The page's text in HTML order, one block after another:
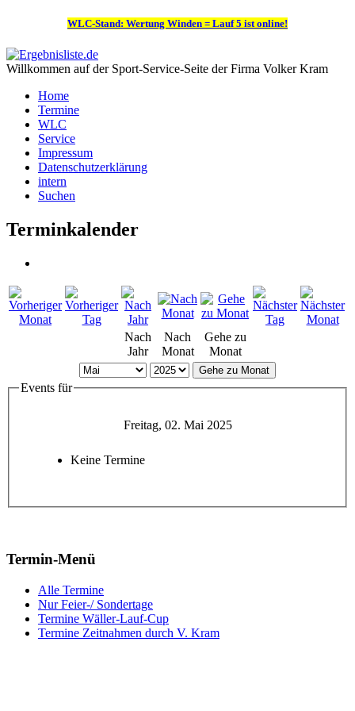
WLC-Stand: Wertung Winden = Lauf 5 ist online!
Willkommen auf der Sport-Service-Seite der Firma Volker Kram
Home
Termine
WLC
Service
Impressum
Datenschutzerklärung
intern
Suchen
Terminkalender
Nach
Jahr
Nach
Monat
Gehe zu
Monat
Gehe zu Monat
Events für
Freitag, 02. Mai 2025
Keine Termine
Termin-Menü
Alle Termine
Nur Feier-/ Sondertage
Termine Wäller-Lauf-Cup
Termine Zeitnahmen durch V. Kram